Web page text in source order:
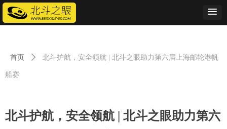
北斗护航，安全领航 | 北斗之眼助力第六
首页 ꄲ 北斗护航，安全领航 | 北斗之眼助力第六届上海邮轮港帆
船赛